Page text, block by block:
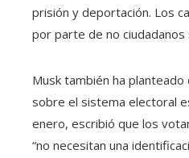
prisión y deportación. Los
por parte de no ciudadanos
Musk también ha planteado
sobre el sistema electoral
enero, escribió que los
“no necesitan una